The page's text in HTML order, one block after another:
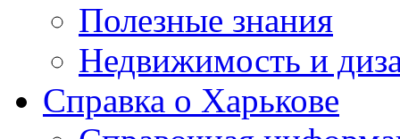
Полезные знания
Недвижимость и
Справка о Харькове